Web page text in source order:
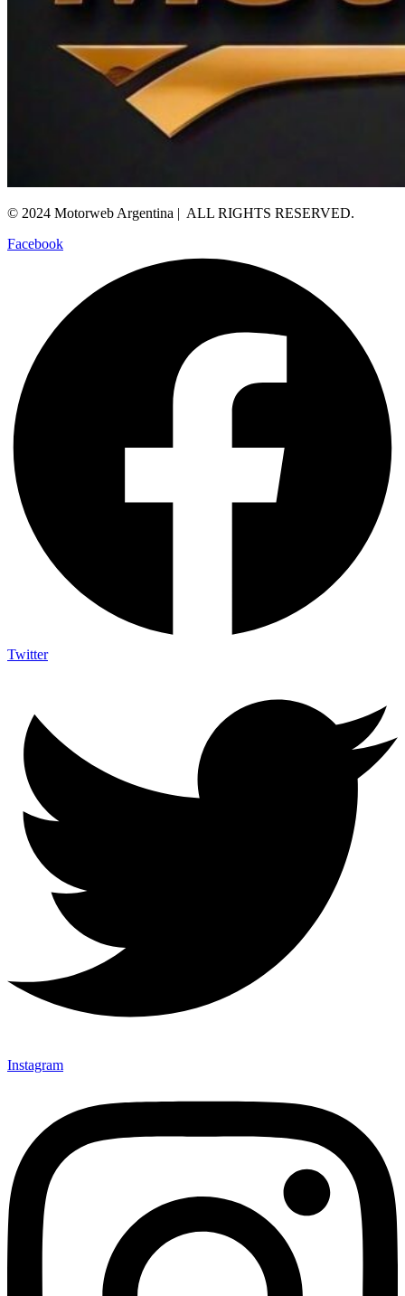
© 2024 Motorweb Argentina | ALL RIGHTS RESERVED.
Facebook
Twitter
Instagram